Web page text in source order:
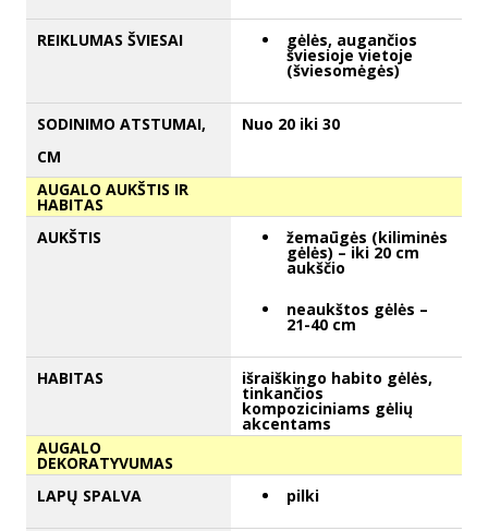
REIKLUMAS ŠVIESAI gėlės, augančios
šviesioje vietoje
(šviesomėgės)
SODINIMO ATSTUMAI,
CM
Nuo 20 iki 30
AUGALO AUKŠTIS IR
HABITAS
AUKŠTIS
žemaūgės (kiliminės
gėlės) – iki 20 cm
aukščio
neaukštos gėlės –
21-40 cm
HABITAS išraiškingo habito gėlės,
tinkančios
kompoziciniams gėlių
akcentams
AUGALO
DEKORATYVUMAS
LAPŲ SPALVA
pilki